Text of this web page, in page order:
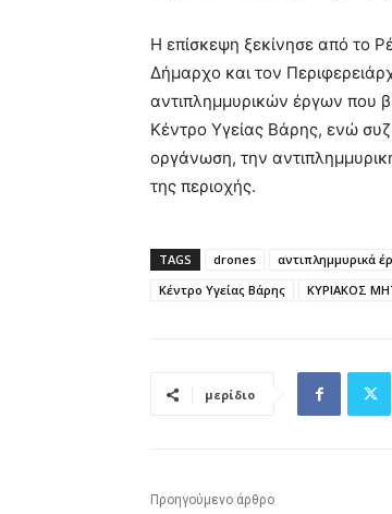
Η επίσκεψη ξεκίνησε από το
Δήμαρχο και τον
αντιπλημμυρικών έργων που
Κέντρο Υγείας Βάρης, ενώ
οργάνωση, την
της περιοχής.
TAGS drones αντιπλημμυρικά
Κέντρο Υγείας Βάρης
ΚΥΡΙΑΚΟΣ
μερίδιο
Προηγούμενο άρθρο